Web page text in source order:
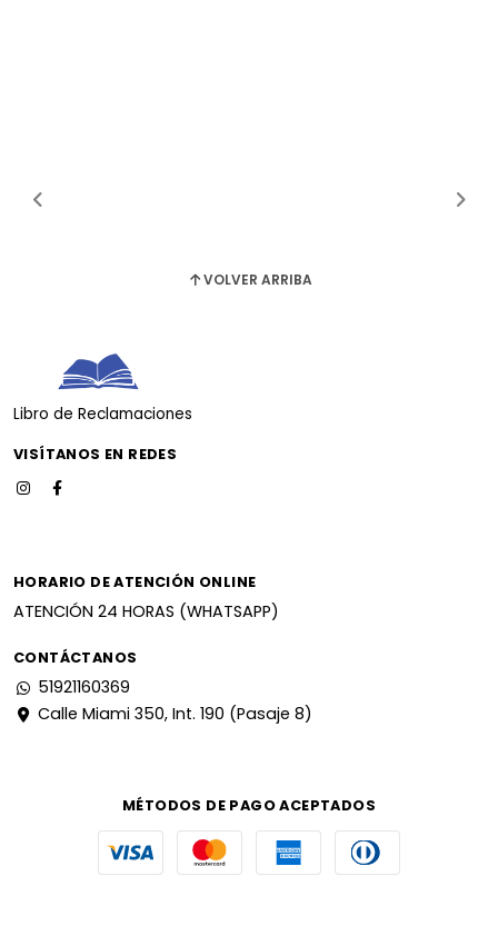
VOLVER ARRIBA
Libro de Reclamaciones
VISÍTANOS EN REDES
HORARIO DE ATENCIÓN ONLINE
ATENCIÓN 24 HORAS (WHATSAPP)
CONTÁCTANOS
51921160369
Calle Miami 350, Int. 190 (Pasaje 8)
MÉTODOS DE PAGO ACEPTADOS